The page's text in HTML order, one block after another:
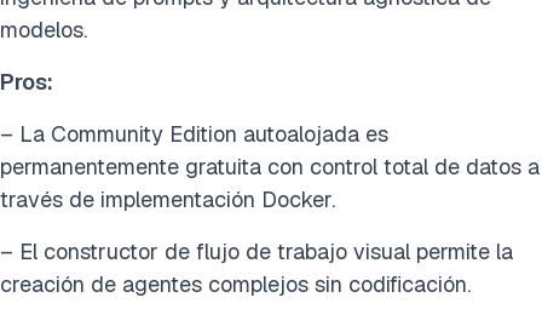
modelos.
Pros:
– La Community Edition autoalojada es
permanentemente gratuita con control total de datos a
través de implementación Docker.
– El constructor de flujo de trabajo visual permite la
creación de agentes complejos sin codificación.